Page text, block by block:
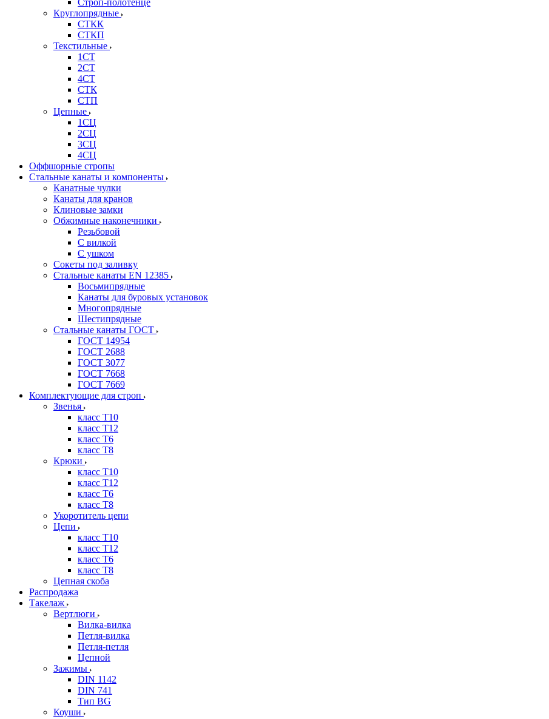
Строп-полотенце
Круглопрядные
СТКК
СТКП
Текстильные
1СТ
2СТ
4СТ
СТК
СТП
Цепные
1СЦ
2СЦ
3СЦ
4СЦ
Оффшорные стропы
Стальные канаты и компоненты
Канатные чулки
Канаты для кранов
Клиновые замки
Обжимные наконечники
Резьбовой
С вилкой
С ушком
Сокеты под заливку
Стальные канаты EN 12385
Восьмипрядные
Канаты для буровых установок
Многопрядные
Шестипрядные
Стальные канаты ГОСТ
ГОСТ 14954
ГОСТ 2688
ГОСТ 3077
ГОСТ 7668
ГОСТ 7669
Комплектующие для строп
Звенья
класс Т10
класс Т12
класс Т6
класс Т8
Крюки
класс Т10
класс Т12
класс Т6
класс Т8
Укоротитель цепи
Цепи
класс Т10
класс Т12
класс Т6
класс Т8
Цепная скоба
Распродажа
Такелаж
Вертлюги
Вилка-вилка
Петля-вилка
Петля-петля
Цепной
Зажимы
DIN 1142
DIN 741
Тип BG
Коуши